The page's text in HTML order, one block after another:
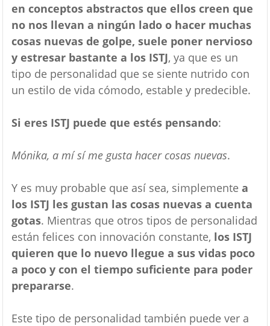
en conceptos abstractos que ellos creen que
no nos llevan a ningún lado o hacer muchas
cosas nuevas de golpe, suele poner nervioso
y estresar bastante a los ISTJ, ya que es un
tipo de personalidad que se siente nutrido con
un estilo de vida cómodo, estable y predecible.
Si eres ISTJ puede que estés pensando:
Mónika, a mí sí me gusta hacer cosas nuevas.
Y es muy probable que así sea, simplemente a
los ISTJ les gustan las cosas nuevas a cuenta
gotas. Mientras que otros tipos de personalidad
están felices con innovación constante, los ISTJ
quieren que lo nuevo llegue a sus vidas poco
a poco y con el tiempo suficiente para poder
prepararse.
Este tipo de personalidad también puede ver a